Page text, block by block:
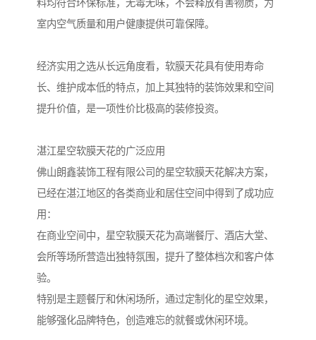
料均符合环保标准，无毒无味，不会释放有害物质，为
室内空气质量和用户健康提供可靠保障。
经济实用之选从长远角度看，软膜天花具有使用寿命
长、维护成本低的特点，加上其独特的装饰效果和空间
提升价值，是一项性价比极高的装修投资。
湛江星空软膜天花的广泛应用
佛山朗鑫装饰工程有限公司的星空软膜天花解决方案，
已经在湛江地区的各类商业和居住空间中得到了成功应
用：
在商业空间中，星空软膜天花为高端餐厅、酒店大堂、
会所等场所营造出独特氛围，提升了整体档次和客户体
验。
特别是主题餐厅和休闲场所，通过定制化的星空效果，
能够强化品牌特色，创造难忘的就餐或休闲环境。